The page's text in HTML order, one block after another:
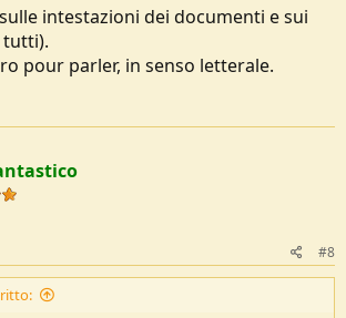
intestazioni dei documenti e sui
tutti).
pour parler, in senso letterale.
#8